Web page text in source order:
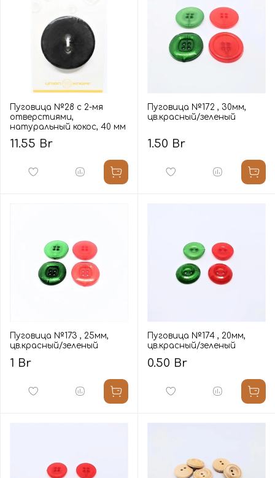
Пуговица №28 с 2-мя
отверстиями,
натуральный кокос, 40 мм
11.55 Br
Пуговица №172 , 30мм,
цв.красный/зеленый
1.50 Br
Пуговица №173 , 25мм,
цв.красный/зеленый
1 Br
Пуговица №174 , 20мм,
цв.красный/зеленый
0.50 Br